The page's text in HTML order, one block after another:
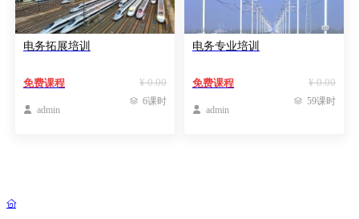
电务拓展培训
¥ 0.00
免费课程
 admin
 6课时
电务专业培训
¥ 0.00
免费课程
 admin
 59课时
